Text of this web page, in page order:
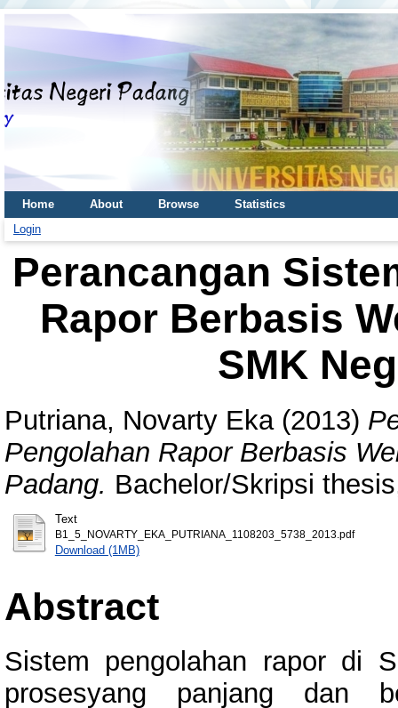
Home About Browse
Statistics
Login
Perancangan
Rapor Berbasis
SMK
Putriana, Novarty Eka(2013)
Pengolahan Rapor Berbasis
Padang. Bachelor/Skripsi
Text
B1_5_NOVARTY_EKA_PUTRIANA_1108203_5738_2013.pdf
Download (1MB)
Abstract
Sistem pengolahan rapor di
prosesyang panjang dan